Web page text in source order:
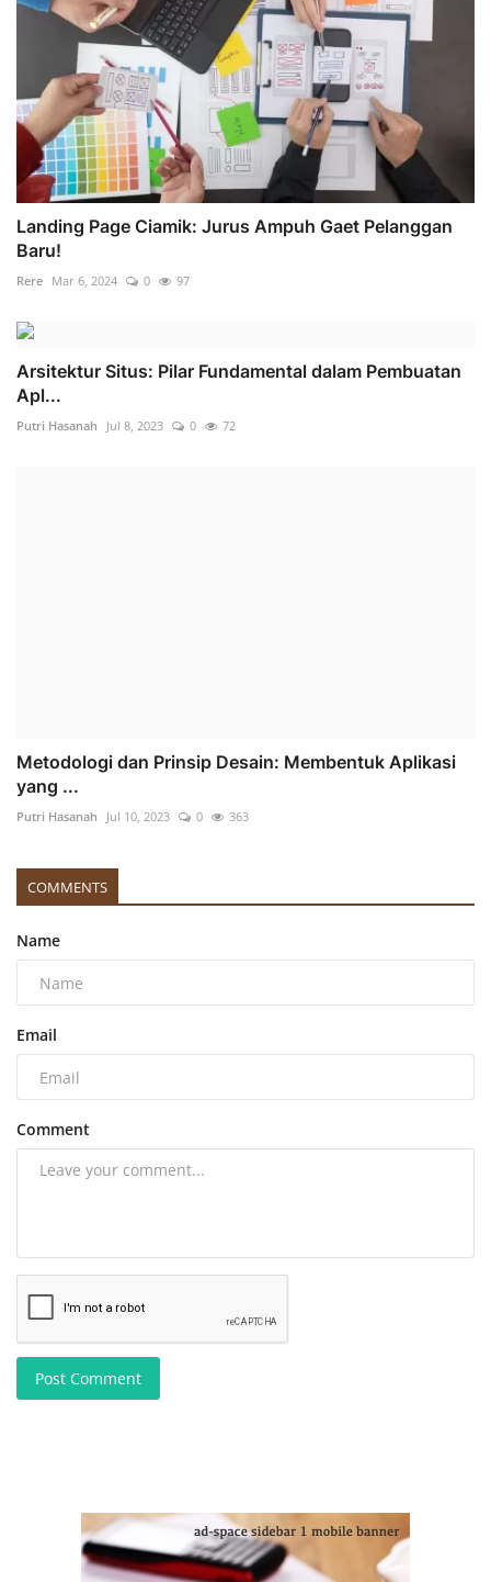
Landing Page Ciamik: Jurus Ampuh Gaet Pelanggan
Baru!
Rere Mar 6, 2024 0 97
Arsitektur Situs: Pilar Fundamental dalam Pembuatan
Apl...
Putri Hasanah Jul 8, 2023 0 72
Metodologi dan Prinsip Desain: Membentuk Aplikasi
yang ...
Putri Hasanah Jul 10, 2023 0 363
COMMENTS
Name
Email
Comment
Post Comment